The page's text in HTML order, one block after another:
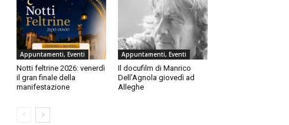
Appuntamenti, Eventi
Notti feltrine 2026: venerdì
il gran finale della
manifestazione
Appuntamenti, Eventi
Il docufilm di Manrico
Dell’Agnola giovedì ad
Alleghe